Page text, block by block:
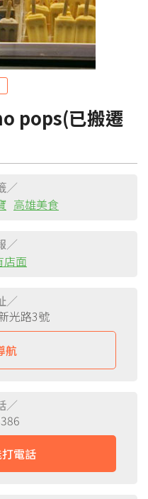
pops(已搬遷
／
高雄美食
／
店面
／
光路3號
航
／
電話